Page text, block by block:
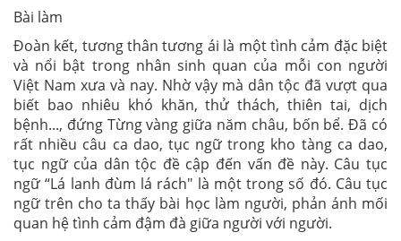
Bài làm
Đoàn kết, tương thân tương ái là một tình cảm đặc biệt
và nổi bật trong nhân sinh quan của mỗi con người
Việt Nam xưa và nay. Nhờ vậy mà dân tộc đã vượt qua
biết bao nhiêu khó khăn, thử thách, thiên tai, dịch
bệnh..., đứng Từng vàng giữa năm châu, bốn bể. Đã có
rất nhiều câu ca dao, tục ngữ trong kho tàng ca dao,
tục ngữ của dân tộc đề cập đến vấn đề này. Câu tục
ngữ “Lá lanh đùm lá rách" là một trong số đó. Câu tục
ngữ trên cho ta thấy bài học làm người, phản ánh mối
quan hệ tình cảm đậm đà giữa người với người.